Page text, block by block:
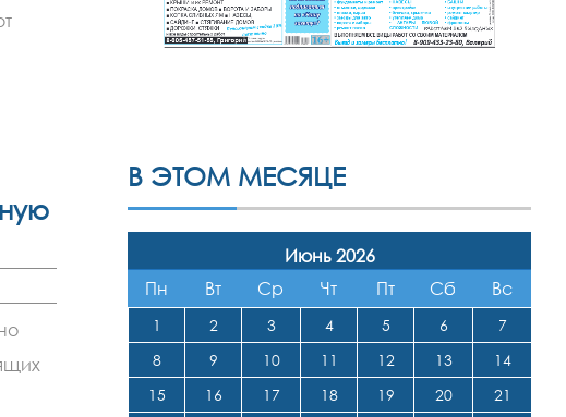
В ЭТОМ МЕСЯЦЕ
Июнь 2026
Пн
Вт Ср Чт Пт Сб Вс
1 2 3 4 5 6
7
8
9 10 11 12 13
14
15
16 17 18 19 20
21